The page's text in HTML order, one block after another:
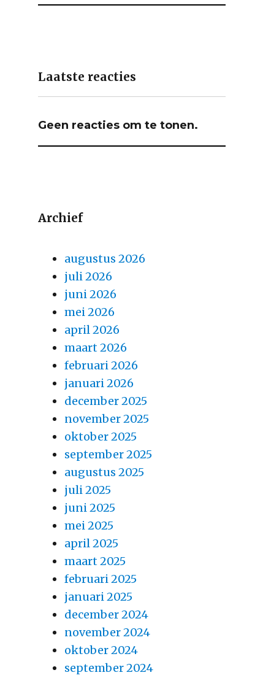
Laatste reacties
Geen reacties om te tonen.
Archief
augustus 2026
juli 2026
juni 2026
mei 2026
april 2026
maart 2026
februari 2026
januari 2026
december 2025
november 2025
oktober 2025
september 2025
augustus 2025
juli 2025
juni 2025
mei 2025
april 2025
maart 2025
februari 2025
januari 2025
december 2024
november 2024
oktober 2024
september 2024